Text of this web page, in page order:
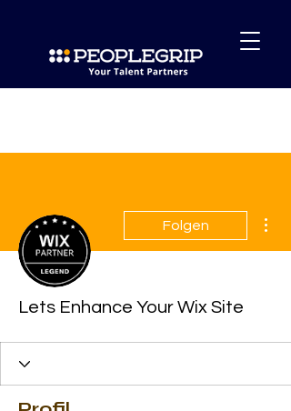
Folgen
Lets Enhance Your Wix Site